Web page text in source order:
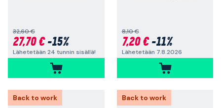
32,60 €
27,70 €-15%
Lähetetään 24 tunnin sisällä!
8,10 €
7,20 €-11%
Lähetetään 7.8.2026
Back to work
Back to work